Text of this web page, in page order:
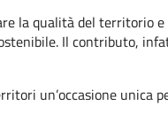
la qualità del territorio
Il contributo,
un’occasione unica